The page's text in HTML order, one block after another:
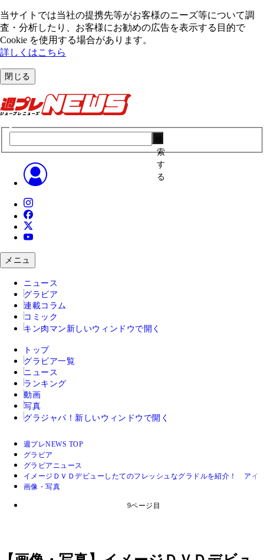
当サイトでは当社の提携先等がお客様のニーズ等について調
査・分析したり、お客様にお勧めの広告を表⽰する⽬的で
Cookie を使⽤する場合があります。
詳しくはこちら
閉じる
索
す
る
メニュ
ニュース
グラビア
連載コラム
コミック
キン肉マン 新しいウィンドウで開く
トップ
グラビア一覧
ニュース
ランキング
動画
写真
グラジャパ！ 新しいウィンドウで開く
週プレNEWS TOP
グラビア
グラビアニュース
イメージＤＶＤデビューしたてのフレッシュなグラドルを紹介！ アイ
画像・写真
9ページ目